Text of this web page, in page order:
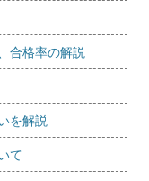
合格率の解説
を解説
て